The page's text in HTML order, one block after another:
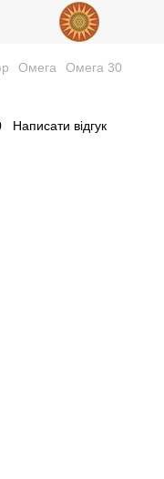
Омега Омега 30
Написати відгук